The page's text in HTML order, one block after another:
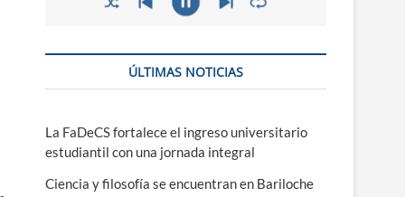
ÚLTIMAS NOTICIAS
La FaDeCS fortalece el ingreso universitario
estudiantil con una jornada integral
Ciencia y filosofía se encuentran en Bariloche